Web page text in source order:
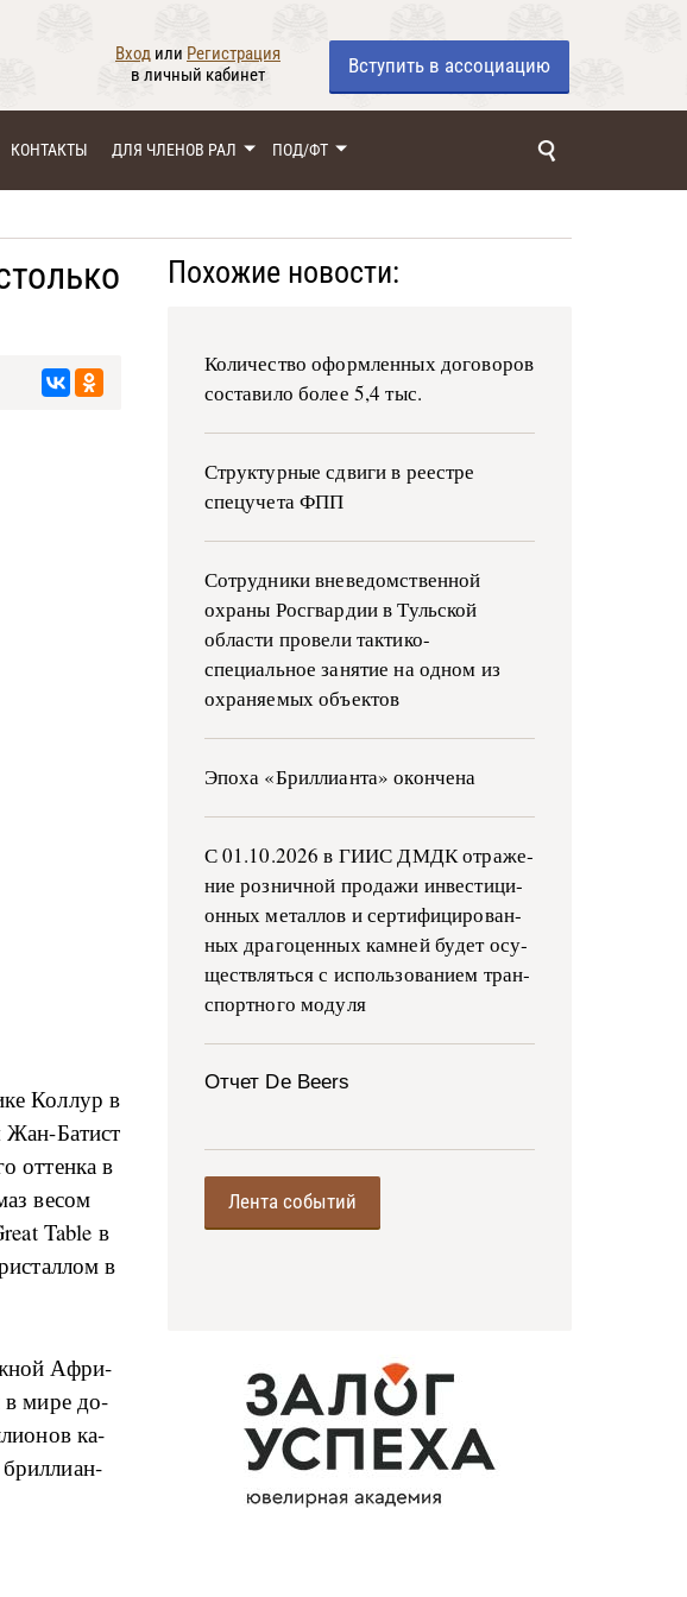
Вход или Регистрация
в личный кабинет
Вступить в ассоциацию
КОНТАКТЫ ДЛЯ ЧЛЕНОВ РАЛ ПОД/ФТ
Кол­лур в
Жан-Ба­тист
от­тен­ка в
ве­сом
Table в
в
Аф­ри­
в ми­ре до­
ка­
бри­л­ли­ан­
Похожие новости:
Количество оформленных договоров
составило более 5,4 тыс.
Структурные сдвиги в реестре
спецучета ФПП
Сотрудники вневедомственной
охраны Росгвардии в Тульской
области провели тактико-
специальное занятие на одном из
охраняемых объектов
Эпоха «Бриллианта» окончена
С 01.10.2026 в ГИИС ДМДК от­ра­же­
ние роз­ни­ч­ной про­да­жи ин­ве­сти­ци­
он­ных ме­тал­лов и сер­ти­фи­ци­ро­ван­
ных дра­го­цен­ных ка­м­ней бу­дет осу­
ще­ств­лять­ся с ис­поль­зо­ва­ни­ем тран­
с­пор­т­но­го мо­ду­ля
Отчет De Beers
Лента событий